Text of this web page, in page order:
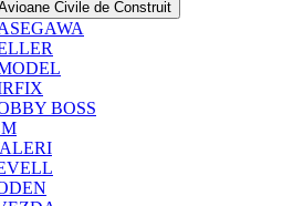
Civile de Construit
BOSS